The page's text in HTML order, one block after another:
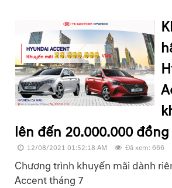
lên đến 20.000.000 đồng
12/08/2021 01:52:18 AM Đã xem: 666
Chương trình khuyến mãi dành
Accent tháng 7